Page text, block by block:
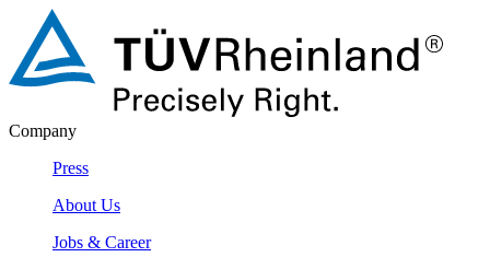
Company
Press
About Us
Jobs & Career